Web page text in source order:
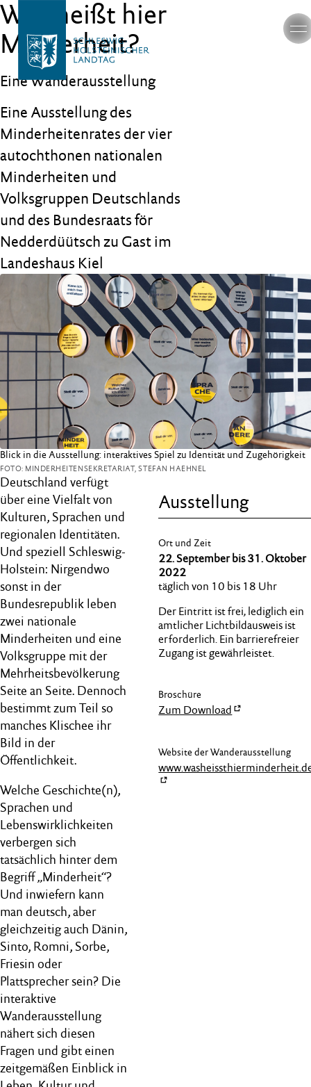
Was heißt hier
Minderheit?
Eine Wanderausstellung
Eine Ausstellung des
Minderheitenrates der vier
autochthonen nationalen
Minderheiten und
Volksgruppen Deutschlands
und des Bundesraats för
Nedderdüütsch zu Gast im
Landeshaus Kiel
Blick in die Ausstellung: interaktives Spiel zu Identität und Zugehörigkeit
FOTO: MINDERHEITENSEKRETARIAT, STEFAN HAEHNEL
Deutschland verfügt
über eine Vielfalt von
Kulturen, Sprachen und
regionalen Identitäten.
Und speziell Schleswig-
Holstein: Nirgendwo
sonst in der
Bundesrepublik leben
zwei nationale
Minderheiten und eine
Volksgruppe mit der
Mehrheitsbevölkerung
Seite an Seite. Dennoch
bestimmt zum Teil so
manches Klischee ihr
Bild in der
Öffentlichkeit.
Welche Geschichte(n),
Sprachen und
Lebenswirklichkeiten
verbergen sich
tatsächlich hinter dem
Begriff „Minderheit“?
Und inwiefern kann
man deutsch, aber
gleichzeitig auch Dänin,
Sinto, Romni, Sorbe,
Friesin oder
Plattsprecher sein? Die
interaktive
Wanderausstellung
nähert sich diesen
Fragen und gibt einen
zeitgemäßen Einblick in
Ausstellung
Ort und Zeit
22. September bis 31. Oktober
2022
täglich von 10 bis 18 Uhr
Der Eintritt ist frei, lediglich ein
amtlicher Lichtbildausweis ist
erforderlich. Ein barrierefreier
Zugang ist gewährleistet.
Broschüre
Zum Download
Website der Wanderausstellung